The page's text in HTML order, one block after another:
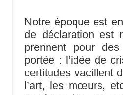
Notre époque est
de déclaration est
prennent pour
portée : l’idée de
certitudes vacillent
l’art, les mœurs,